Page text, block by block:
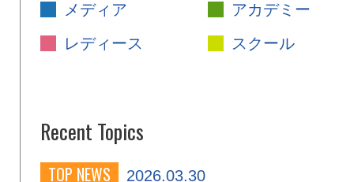
メディア
アカデミー
レディース
スクール
Recent Topics
TOP NEWS 2026.03.30